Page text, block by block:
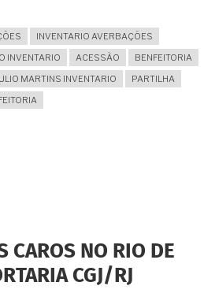
INVENTARIO AVERBAÇÕES
INVENTARIO ACESSÃO
BENFEITORIA
MARTINS INVENTARIO
PARTILHA
CAROS NO RIO DE
CGJ/RJ